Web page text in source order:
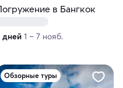
в Бангкок
дней 1 – 7 нояб.
Обзорные туры